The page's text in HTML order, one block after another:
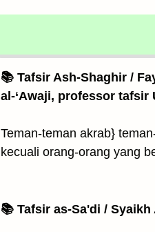
📚 Tafsir Ash-Shaghir /
al-‘Awaji, professor tafsir
Teman-teman akrab}
kecuali orang-orang yang
📚 Tafsir as-Sa'di /